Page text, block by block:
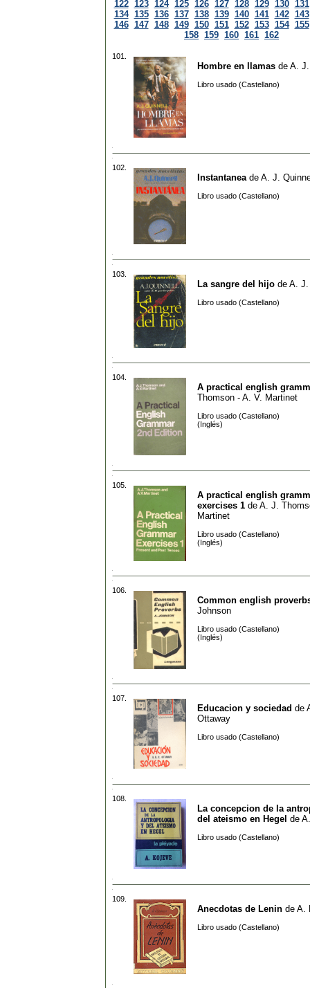
122 123 124 125 126 127 128 129 130 131
134 135 136 137 138 139 140 141 142 143
146 147 148 149 150 151 152 153 154 155
158 159 160 161 162
101.
Hombre en llamas de A.
Libro usado (Castellano)
102.
Instantanea de A. J.
Libro usado (Castellano)
103.
La sangre del hijo de A. J.
Libro usado (Castellano)
104.
A practical english
Thomson - A. V. Martinet
Libro usado (Castellano)
(Inglés)
105.
A practical english
exercises 1 de A. J.
Martinet
Libro usado (Castellano)
(Inglés)
106.
Common english
Johnson
Libro usado (Castellano)
(Inglés)
107.
Educacion y sociedad de
Ottaway
Libro usado (Castellano)
108.
La concepcion de la
del ateismo en Hegel de
Libro usado (Castellano)
109.
Anecdotas de Lenin de A.
Libro usado (Castellano)